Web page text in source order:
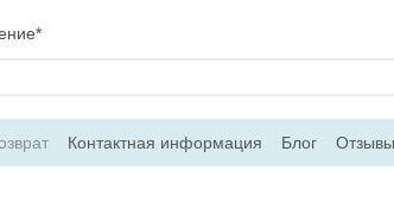
Контактная информация Блог